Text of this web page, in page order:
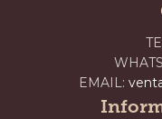
EMAIL: